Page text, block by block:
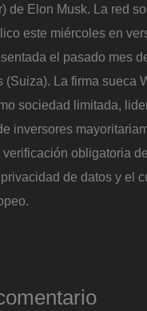
de Elon Musk. La red
este miércoles en
el pasado mes
(Suiza). La firma sueca
sociedad limitada,
inversores
obligatoria
de datos y el